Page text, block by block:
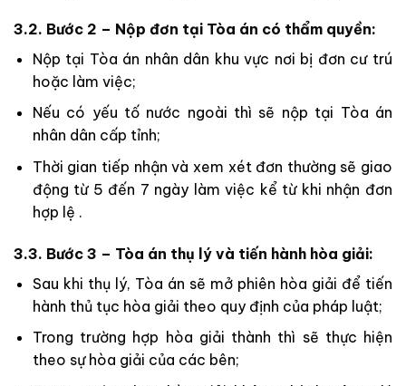
3.2. Bước 2 – Nộp đơn tại Tòa án có thẩm quyền:
Nộp tại Tòa án nhân dân khu vực nơi bị đơn cư trú
hoặc làm việc;
Nếu có yếu tố nước ngoài thì sẽ nộp tại Tòa án
nhân dân cấp tỉnh;
Thời gian tiếp nhận và xem xét đơn thường sẽ giao
động từ 5 đến 7 ngày làm việc kể từ khi nhận đơn
hợp lệ .
3.3. Bước 3 – Tòa án thụ lý và tiến hành hòa giải:
Sau khi thụ lý, Tòa án sẽ mở phiên hòa giải để tiến
hành thủ tục hòa giải theo quy định của pháp luật;
Trong trường hợp hòa giải thành thì sẽ thực hiện
theo sự hòa giải của các bên;